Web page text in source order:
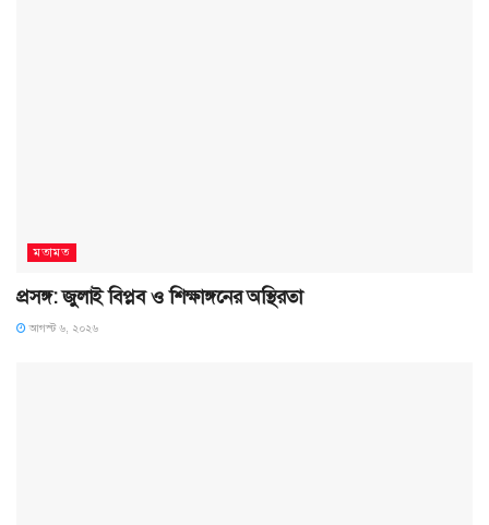
মতামত
প্রসঙ্গ: জুলাই বিপ্লব ও শিক্ষাঙ্গনের অস্থিরতা
আগস্ট ৬, ২০২৬